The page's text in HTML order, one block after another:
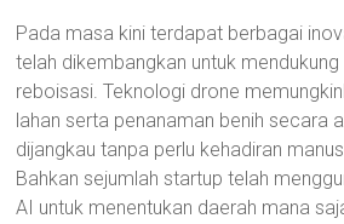
Pada masa kini terdapat berbagai
telah dikembangkan untuk
reboisasi. Teknologi drone
lahan serta penanaman benih secara
dijangkau tanpa perlu kehadiran
Bahkan sejumlah startup telah
AI untuk menentukan daerah mana